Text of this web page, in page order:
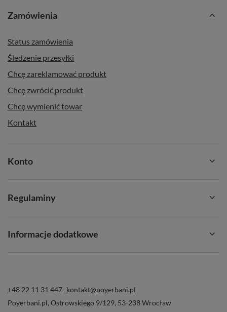
Zamówienia
Status zamówienia
Śledzenie przesyłki
Chcę zareklamować produkt
Chcę zwrócić produkt
Chcę wymienić towar
Kontakt
Konto
Regulaminy
Informacje dodatkowe
+48 22 11 31 447 kontakt@poyerbani.pl
Poyerbani.pl, Ostrowskiego 9/129, 53-238Wrocław